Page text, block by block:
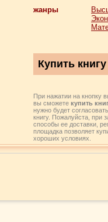
жанры
При нажатии на кнопку
вы сможете купить
нужно будет
книгу. Пожалуйста, при
способы ее доставки,
площадка позволяет
хороших условиях.